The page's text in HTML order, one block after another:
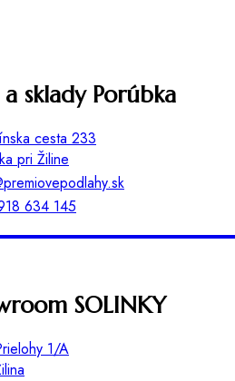
sklady Porúbka
cesta 233
pri Žiline
634 145
SOLINKY
1/A